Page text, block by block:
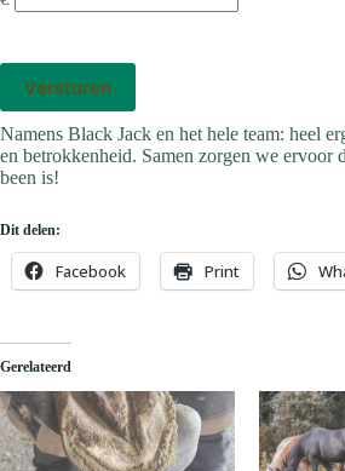
Versturen
Namens Black Jack en het hele team: heel
en betrokkenheid. Samen zorgen we ervoor
been is!
Dit delen:
Facebook Print
Gerelateerd